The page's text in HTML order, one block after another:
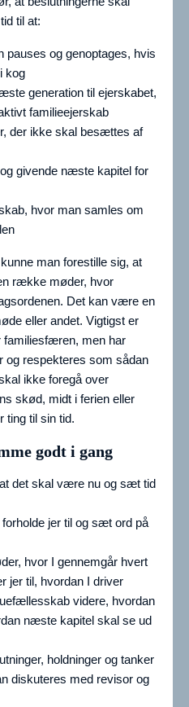
til at:
pauses og genoptages, hvis
kog
generation til ejerskabet,
familieejerskab
der ikke skal besættes af
givende næste kapitel for
hvor man samles om
man forestille sig, at
række møder, hvor
Det kan være en
eller andet. Vigtigst er
familiesfæren, men har
og respekteres som sådan
ikke foregå over
skød, midt i ferien eller
ting til sin tid.
godt i gang
det skal være nu og sæt tid
jer til og sæt ord på
hvor I gennemgår hvert
jer til, hvordan I driver
videre, hvordan
næste kapitel skal se ud
holdninger og tanker
diskuteres med revisor og